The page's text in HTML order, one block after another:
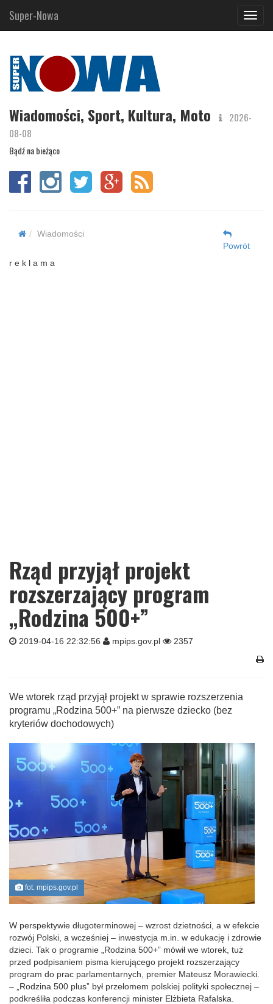
Super-Nowa
Wiadomości, Sport, Kultura, Moto
2026-
08-08
Bądź na bieżąco
Wiadomości
Powrót
r e k l a m a
Rząd przyjął projekt
rozszerzający program
„Rodzina 500+”
2019-04-16 22:32:56 mpips.gov.pl 2357
We wtorek rząd przyjął projekt w sprawie rozszerzenia
programu „Rodzina 500+” na pierwsze dziecko (bez
kryteriów dochodowych)
fot. mpips.gov.pl
W perspektywie długoterminowej – wzrost dzietności, a w efekcie
rozwój Polski, a wcześniej – inwestycja m.in. w edukację i zdrowie
dzieci. Tak o programie „Rodzina 500+” mówił we wtorek, tuż
przed podpisaniem pisma kierującego projekt rozszerzający
program do prac parlamentarnych, premier Mateusz Morawiecki.
– „Rodzina 500 plus” był przełomem polskiej polityki społecznej –
podkreśliła podczas konferencji minister Elżbieta Rafalska.